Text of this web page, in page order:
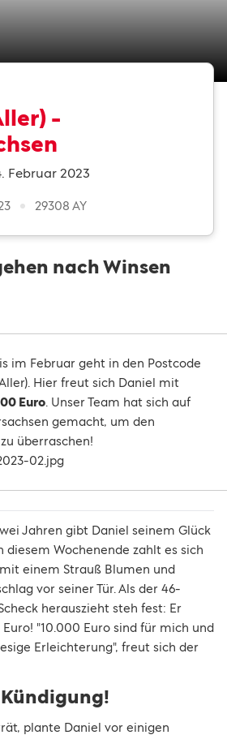
-
Februar 2023
29308 AY
nach Winsen
im Februar geht in den Postcode
Hier freut sich Daniel mit
Euro. Unser Team hat sich auf
gemacht, um den
überraschen!
Jahren gibt Daniel seinem Glück
diesem Wochenende zahlt es sich
einem Strauß Blumen und
vor seiner Tür. Als der 46-
herauszieht steh fest: Er
"10.000 Euro sind für mich und
Erleichterung", freut sich der
plante Daniel vor einigen